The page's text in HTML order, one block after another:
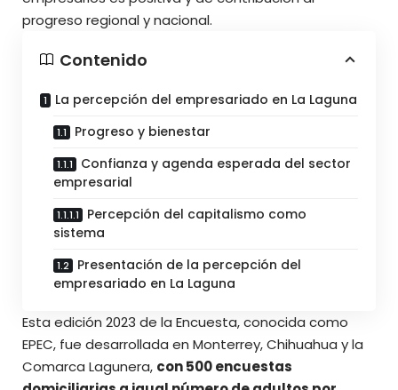
progreso regional y nacional.
Contenido
La percepción del empresariado en La Laguna
Progreso y bienestar
Confianza y agenda esperada del sector
empresarial
Percepción del capitalismo como
sistema
Presentación de la percepción del
empresariado en La Laguna
Esta edición 2023 de la Encuesta, conocida como
EPEC, fue desarrollada en Monterrey, Chihuahua y la
Comarca Lagunera, con 500 encuestas